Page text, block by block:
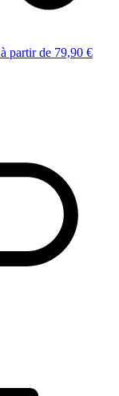
à partir de 79,90 €